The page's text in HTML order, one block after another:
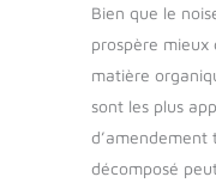
Bien que le
prospère mieux
matière
sont les plus
décomposé